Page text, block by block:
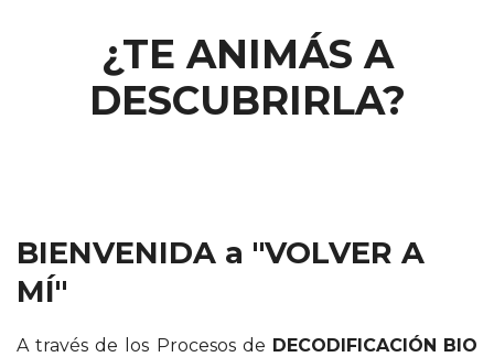
¿TE ANIMÁS A
DESCUBRIRLA?
BIENVENIDA a "VOLVER A
MÍ"
A través de los Procesos de DECODIFICACIÓN BIO